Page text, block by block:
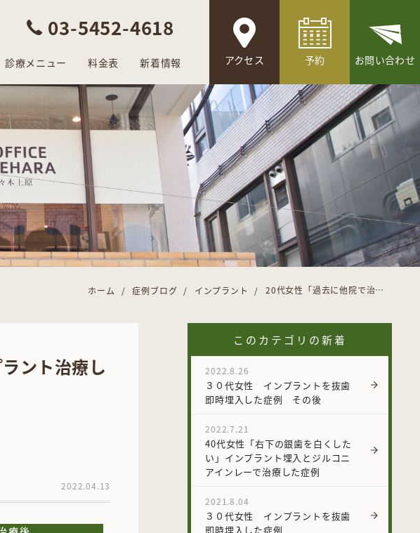
03-5452-4618
診療メニュー 料金表 新着情報 アクセス 予約 お問い合わせ
ホーム 症例ブログ インプラント 20代女性「過去に他院で治療した左下の奥歯が痛い」インプラント治療した症例
ント治療し
2022.04.13
このカテゴリの新着
2022.8.26
３０代女性 インプラントを抜歯
即時埋入した症例 その後
2022.7.21
40代女性「右下の銀歯を白くした
い」インプラント埋入とジルコニ
アインレーで治療した症例
2021.8.04
３０代女性 インプラントを抜歯
即時埋入した症例